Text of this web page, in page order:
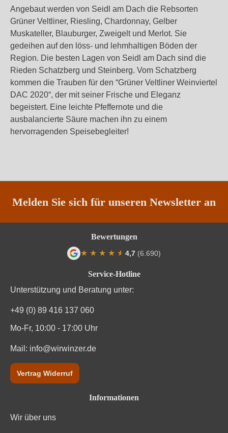
Angebaut werden von Seidl am Dach die Rebsorten
Grüner Veltliner, Riesling, Chardonnay, Gelber
Muskateller, Blauburger, Zweigelt und Merlot. Sie
gedeihen auf den löss- und lehmhaltigen Böden der
Region. Die besten Lagen von Seidl am Dach sind die
Rieden Schatzberg und Steinberg. Vom Schatzberg
kommen die Trauben für den “Grüner Veltliner Weinviertel
DAC 2020“, der mit seiner Frische und Eleganz
begeistert. Eine leichte Pfeffernote und die
ausbalancierte Säure machen ihn zu einem
hervorragenden Speisebegleiter!
Melden Sie sich für unseren Newsletter an
Service-Hotline
Unterstützung und Beratung unter:
+49 (0) 89 416 137 060
Mo-Fr, 10:00 - 17:00 Uhr
Mail: info@wirwinzer.de
Vertrag Widerruf
Informationen
Wir über uns
Bewertungen
★ ★ ★ ★ ★
★ 4,7 (6.690)